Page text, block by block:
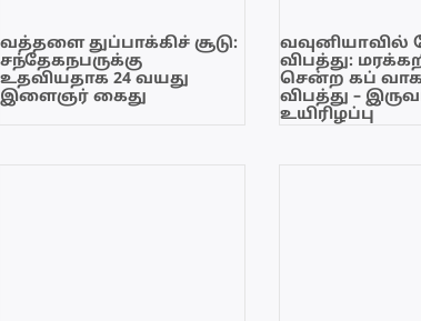
வத்தளை துப்பாக்கிச் சூடு:
சந்தேகநபருக்கு
உதவியதாக 24 வயது
இளைஞர் கைது
வவுனியாவில்
விபத்து:
சென்ற கப்
விபத்து –
உயிரிழப்பு